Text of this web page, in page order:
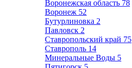
Воронежская область 78
Воронеж 52
Бутурлиновка 2
Павловск 2
Ставропольский край 75
Ставрополь 14
Минеральные Воды 5